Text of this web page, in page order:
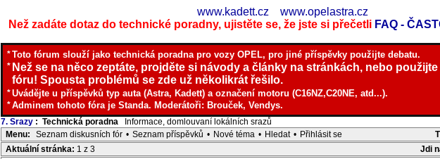
www.kadett.cz
www.opelastra.cz
Než zadáte dotaz do technické poradny, ujistěte se, že jste si přečetli FAQ -
*Toto fórum slouží jako technická poradna pro vozy OPEL, pro jiné příspěvky použijte debatu.
* Než se na něco zeptáte, projděte si návody a články na stránkách, nebo
fóru! Spousta problémů se zde už několikrát řešilo.
*Uvádějte u příspěvků typ auta (Astra, Kadett) a označení motoru (C16NZ,C20NE, atd...).
*Adminem tohoto fóra je Standa. Moderátoři: Brouček, Vendys.
7. Srazy : Technická poradna Informace, domlouvaní lokálních srazů
Menu: Seznam diskusních fór • Seznam příspěvků • Nové téma • Hledat • Přihlásit se
Jdi
Aktuální stránka: 1 z 3